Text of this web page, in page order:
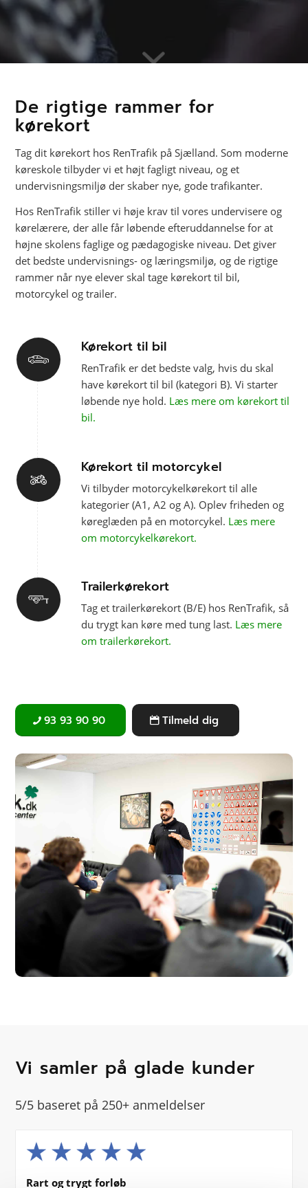
De rigtige rammer for
kørekort
Tag dit kørekort hos RenTrafik på Sjælland. Som moderne
køreskole tilbyder vi et højt fagligt niveau, og et
undervisningsmiljø der skaber nye, gode trafikanter.
Hos RenTrafik stiller vi høje krav til vores undervisere og
kørelærere, der alle får løbende efteruddannelse for at
højne skolens faglige og pædagogiske niveau. Det giver
det bedste undervisnings- og læringsmiljø, og de rigtige
rammer når nye elever skal tage kørekort til bil,
motorcykel og trailer.
Kørekort til bil
RenTrafik er det bedste valg, hvis du skal
have kørekort til bil (kategori B). Vi starter
løbende nye hold. Læs mere om kørekort til
bil.
Kørekort til motorcykel
Vi tilbyder motorcykelkørekort til alle
kategorier (A1, A2 og A). Oplev friheden og
køreglæden på en motorcykel. Læs mere
om motorcykelkørekort.
Trailer­kørekort
Tag et trailerkørekort (B/E) hos RenTrafik, så
du trygt kan køre med tung last. Læs mere
om trailerkørekort.
93 93 90 90 Tilmeld dig
Vi samler på glade kunder
5/5 baseret på 250+ anmeldelser
Rart og trygt forløb